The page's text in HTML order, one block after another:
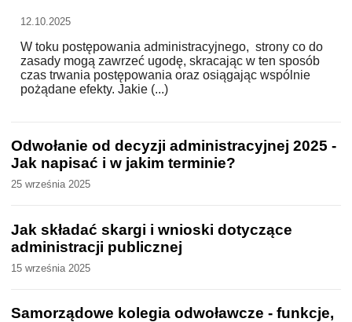
12.10.2025
W toku postępowania administracyjnego, strony co do
zasady mogą zawrzeć ugodę, skracając w ten sposób
czas trwania postępowania oraz osiągając wspólnie
pożądane efekty. Jakie (...)
Odwołanie od decyzji administracyjnej 2025 -
Jak napisać i w jakim terminie?
25 września 2025
Jak składać skargi i wnioski dotyczące
administracji publicznej
15 września 2025
Samorządowe kolegia odwoławcze - funkcje,